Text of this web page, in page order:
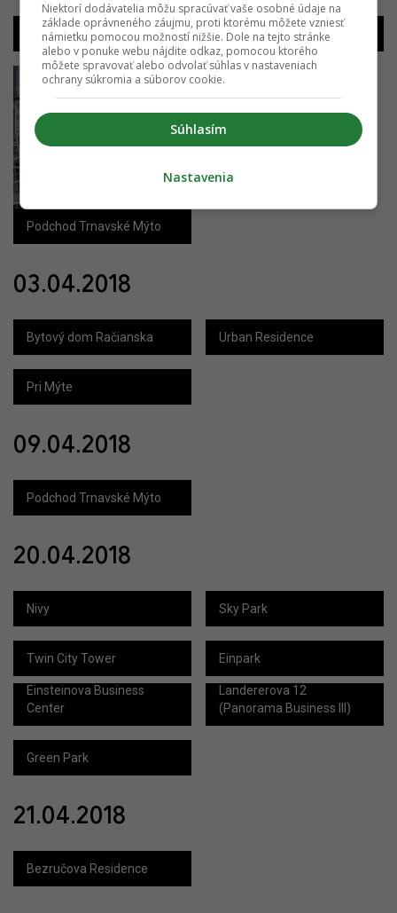
Národný futbalový štadión Zimák Rezidencie
Podchod Trnavské Mýto
03.04.2018
Bytový dom Račianska Urban Residence
Pri Mýte
09.04.2018
Podchod Trnavské Mýto
20.04.2018
Nivy Sky Park
Twin City Tower Einpark
Einsteinova Business
Center
Landererova 12
(Panorama Business III)
Green Park
21.04.2018
Bezručova Residence
Niektorí dodávatelia môžu spracúvať vaše osobné údaje na
základe oprávneného záujmu, proti ktorému môžete vzniesť
námietku pomocou možností nižšie. Dole na tejto stránke
alebo v ponuke webu nájdite odkaz, pomocou ktorého
môžete spravovať alebo odvolať súhlas v nastaveniach
ochrany súkromia a súborov cookie.
Súhlasím
Nastavenia